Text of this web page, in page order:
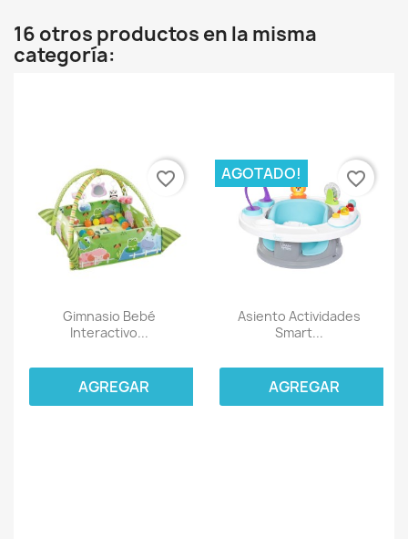
16 otros productos en la misma
categoría:
Gimnasio Bebé
Interactivo...
AGREGAR
favorite_border
Asiento Actividades
Smart...
AGOTADO!
AGREGAR
favorite_border